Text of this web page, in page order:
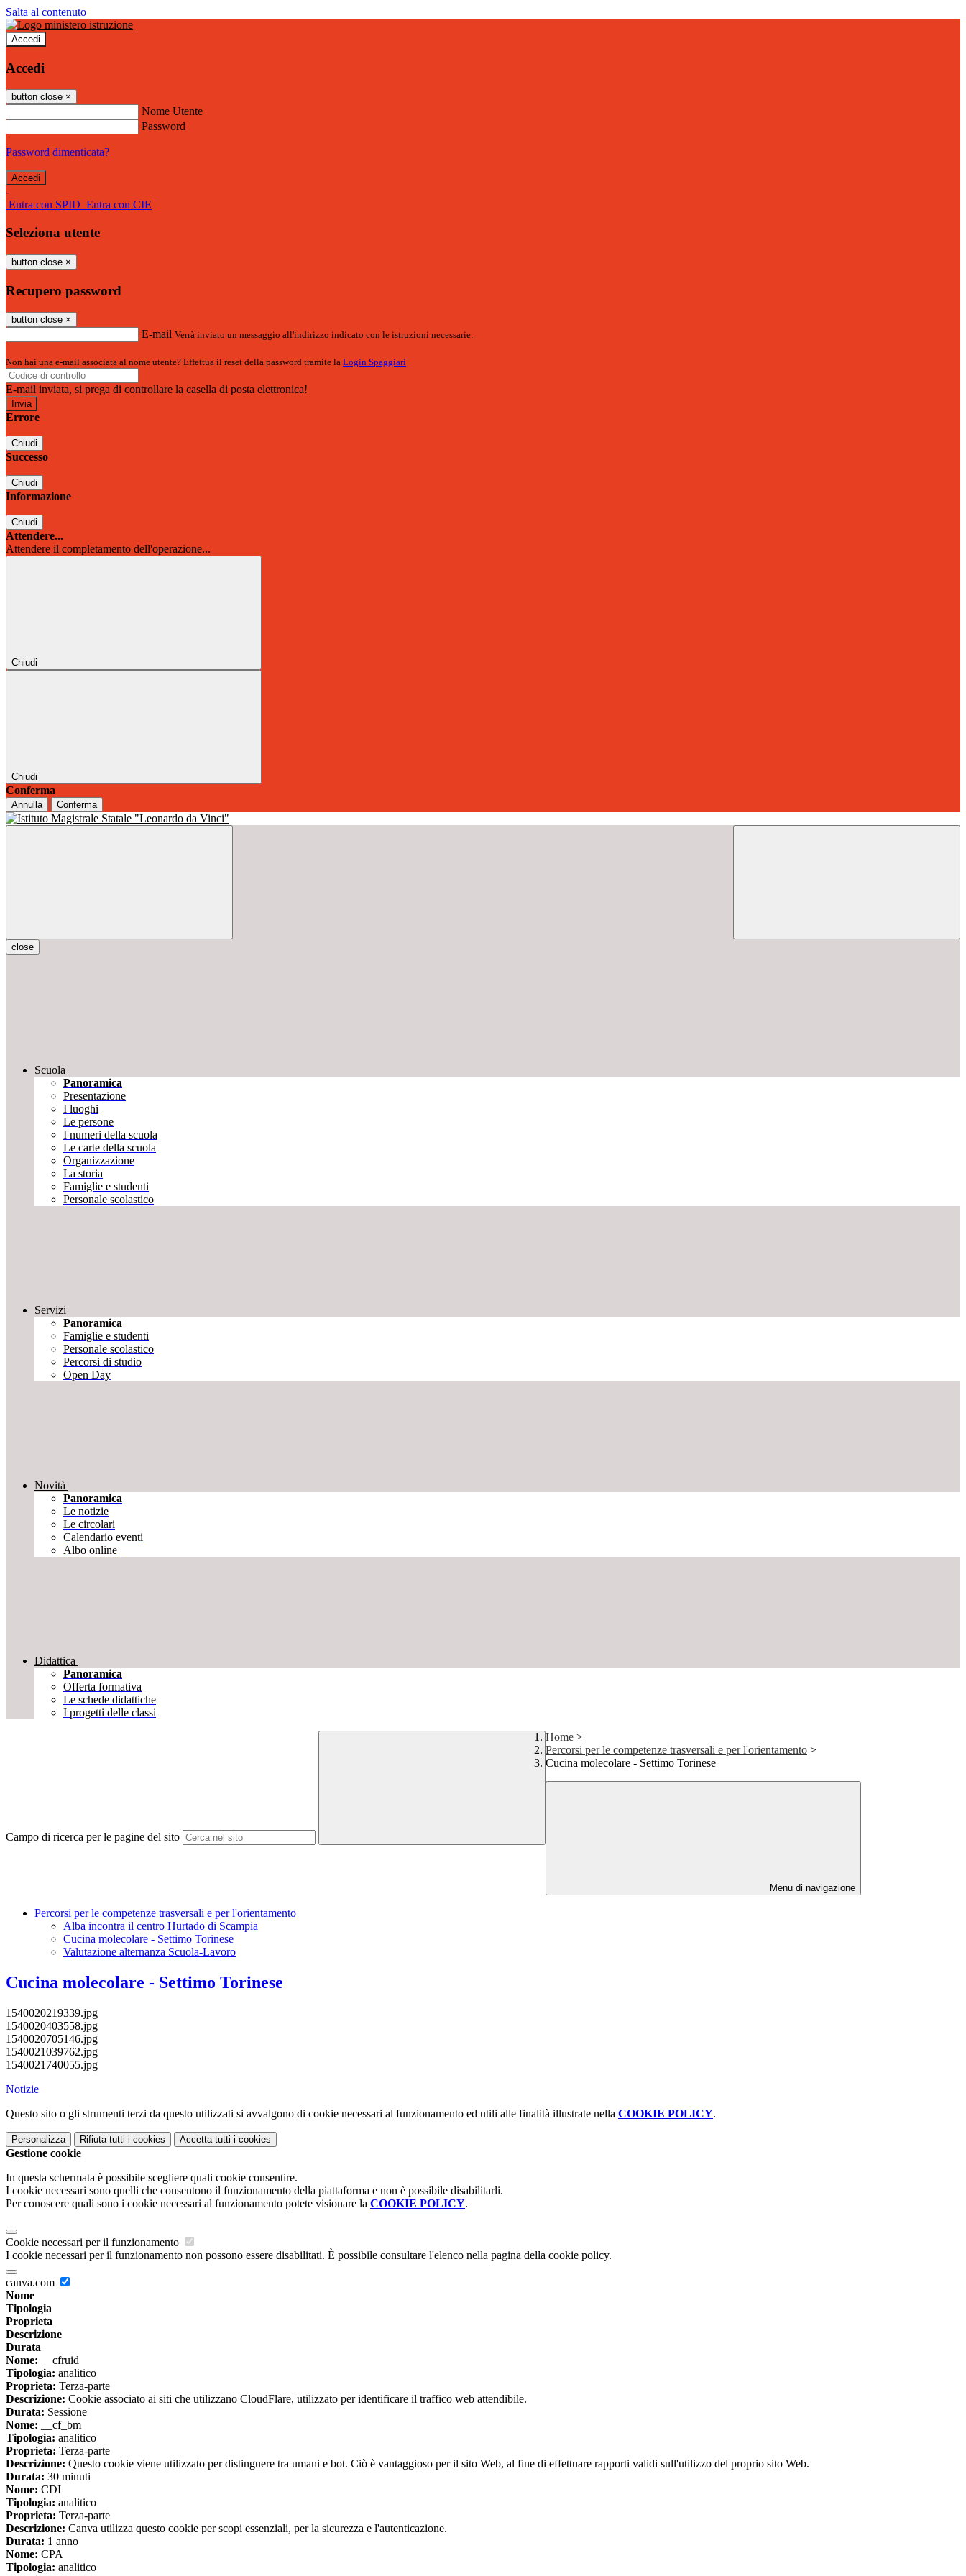
Salta al contenuto
Accedi
Accedi
button close ×
Nome Utente
Password
Password dimenticata?
-
Entra con SPID Entra con CIE
Seleziona utente
button close ×
Recupero password
button close ×
E-mail Verrà inviato un messaggio all'indirizzo indicato con le istruzioni necessarie.
Non hai una e-mail associata al nome utente? Effettua il reset della password tramite la Login Spaggiari
E-mail inviata, si prega di controllare la casella di posta elettronica!
Errore
Chiudi
Successo
Chiudi
Informazione
Chiudi
Attendere...
Attendere il completamento dell'operazione...
Chiudi
Chiudi
Conferma
Annulla Conferma
close
Scuola
Panoramica
Presentazione
I luoghi
Le persone
I numeri della scuola
Le carte della scuola
Organizzazione
La storia
Famiglie e studenti
Personale scolastico
Servizi
Panoramica
Famiglie e studenti
Personale scolastico
Percorsi di studio
Open Day
Novità
Panoramica
Le notizie
Le circolari
Calendario eventi
Albo online
Didattica
Panoramica
Offerta formativa
Le schede didattiche
I progetti delle classi
Campo di ricerca per le pagine del sito
Home >
Percorsi per le competenze trasversali e per l'orientamento >
Cucina molecolare - Settimo Torinese
Menu di navigazione
Percorsi per le competenze trasversali e per l'orientamento
Alba incontra il centro Hurtado di Scampia
Cucina molecolare - Settimo Torinese
Valutazione alternanza Scuola-Lavoro
Cucina molecolare - Settimo Torinese
1540020219339.jpg
1540020403558.jpg
1540020705146.jpg
1540021039762.jpg
1540021740055.jpg
Notizie
Questo sito o gli strumenti terzi da questo utilizzati si avvalgono di cookie necessari al funzionamento ed utili alle finalità illustrate nella COOKIE POLICY.
Personalizza Rifiuta tutti i cookies Accetta tutti i cookies
Gestione cookie
In questa schermata è possibile scegliere quali cookie consentire.
I cookie necessari sono quelli che consentono il funzionamento della piattaforma e non è possibile disabilitarli.
Per conoscere quali sono i cookie necessari al funzionamento potete visionare la COOKIE POLICY.
Cookie necessari per il funzionamento
I cookie necessari per il funzionamento non possono essere disabilitati. È possibile consultare l'elenco nella pagina della cookie policy.
canva.com
Nome
Tipologia
Proprieta
Descrizione
Durata
Nome: __cfruid
Tipologia: analitico
Proprieta: Terza-parte
Descrizione: Cookie associato ai siti che utilizzano CloudFlare, utilizzato per identificare il traffico web attendibile.
Durata: Sessione
Nome: __cf_bm
Tipologia: analitico
Proprieta: Terza-parte
Descrizione: Questo cookie viene utilizzato per distinguere tra umani e bot. Ciò è vantaggioso per il sito Web, al fine di effettuare rapporti validi sull'utilizzo del proprio sito Web.
Durata: 30 minuti
Nome: CDI
Tipologia: analitico
Proprieta: Terza-parte
Descrizione: Canva utilizza questo cookie per scopi essenziali, per la sicurezza e l'autenticazione.
Durata: 1 anno
Nome: CPA
Tipologia: analitico